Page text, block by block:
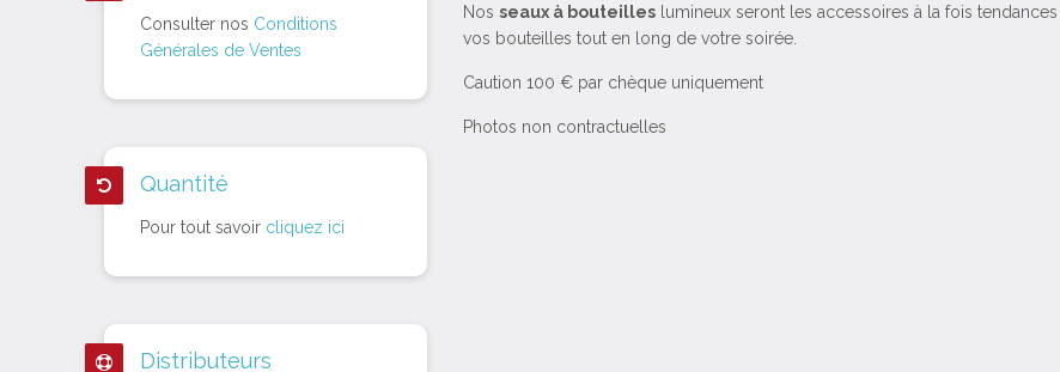
Consulter nos Conditions
Générales de Ventes
Quantité
Pour tout savoir cliquez ici
Distributeurs
Nos seaux à bouteilles lumineux seront les accessoires à la fois
vos bouteilles tout en long de votre soirée.
Caution 100 € par chèque uniquement
Photos non contractuelles